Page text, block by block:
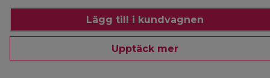
Lägg till i kundvagnen
Upptäck mer